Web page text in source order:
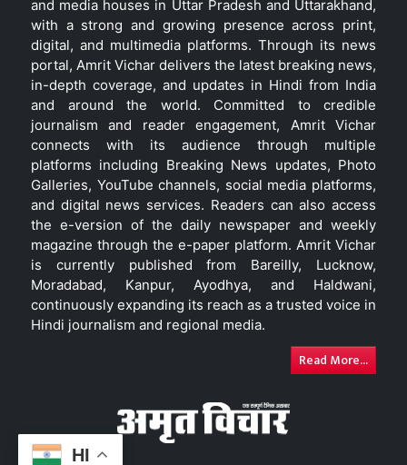
HI
and media houses in Uttar Pradesh and Uttarakhand,
with a strong and growing presence across print,
digital, and multimedia platforms. Through its news
portal, Amrit Vichar delivers the latest breaking news,
in-depth coverage, and updates in Hindi from India
and around the world. Committed to credible
journalism and reader engagement, Amrit Vichar
connects with its audience through multiple
platforms including Breaking News updates, Photo
Galleries, YouTube channels, social media platforms,
and digital news services. Readers can also access
the e-version of the daily newspaper and weekly
magazine through the e-paper platform. Amrit Vichar
is currently published from Bareilly, Lucknow,
Moradabad, Kanpur, Ayodhya, and Haldwani,
continuously expanding its reach as a trusted voice in
Hindi journalism and regional media.
Read More...